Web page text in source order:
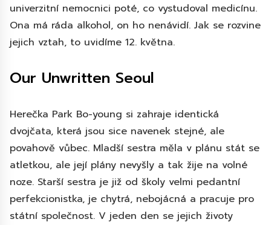
univerzitní nemocnici poté, co vystudoval medicínu.
Ona má ráda alkohol, on ho nenávidí. Jak se rozvine
jejich vztah, to uvidíme 12. května.
Our Unwritten Seoul
Herečka Park Bo-young si zahraje identická
dvojčata, která jsou sice navenek stejné, ale
povahově vůbec. Mladší sestra měla v plánu stát se
atletkou, ale její plány nevyšly a tak žije na volné
noze. Starší sestra je již od školy velmi pedantní
perfekcionistka, je chytrá, nebojácná a pracuje pro
státní společnost. V jeden den se jejich životy